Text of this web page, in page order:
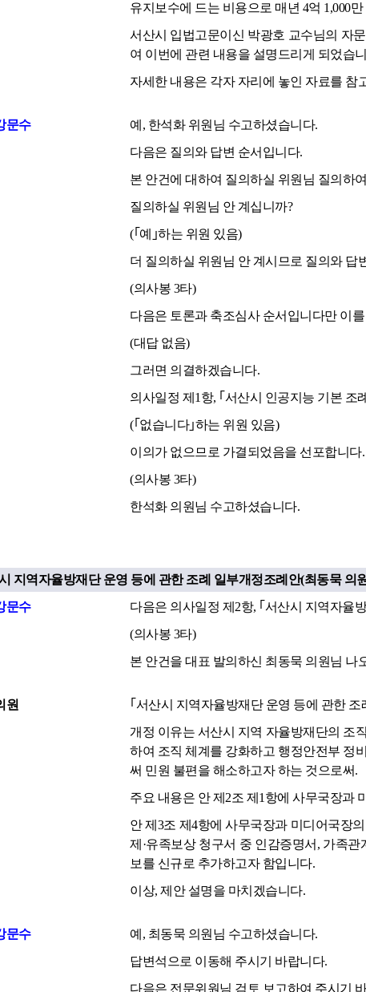
유지보수에 드는 비용으로 매년 4억 1,000
서산시 입법고문이신 박광호 교수님의 자
여 이번에 관련 내용을 설명드리게 되었습
자세한 내용은 각자 자리에 놓인 자료를
문수
예, 한석화 위원님 수고하셨습니다.
다음은 질의와 답변 순서입니다.
본 안건에 대하여 질의하실 위원님 질의하
질의하실 위원님 안 계십니까?
(｢예｣하는 위원 있음)
더 질의하실 위원님 안 계시므로 질의와 답
(의사봉 3타)
다음은 토론과 축조심사 순서입니다만 이
(대답 없음)
그러면 의결하겠습니다.
의사일정 제1항, ｢서산시 인공지능 기본 조
(｢없습니다｣하는 위원 있음)
이의가 없으므로 가결되었음을 선포합니다.
(의사봉 3타)
한석화 의원님 수고하셨습니다.
지역자율방재단 운영 등에 관한 조례 일부개정조례안(최동묵 의
문수
다음은 의사일정 제2항, ｢서산시 지역자율
(의사봉 3타)
본 안건을 대표 발의하신 최동묵 의원님 나
원
｢서산시 지역자율방재단 운영 등에 관한
개정 이유는 서산시 지역 자율방재단의 조
하여 조직 체계를 강화하고 행정안전부 정
써 민원 불편을 해소하고자 하는 것으로써.
주요 내용은 안 제2조 제1항에 사무국장과
안 제3조 제4항에 사무국장과 미디어국장
제·유족보상 청구서 중 인감증명서, 가족
보를 신규로 추가하고자 함입니다.
이상, 제안 설명을 마치겠습니다.
문수
예, 최동묵 의원님 수고하셨습니다.
답변석으로 이동해 주시기 바랍니다.
다음은 전문위원님 검토 보고하여 주시기